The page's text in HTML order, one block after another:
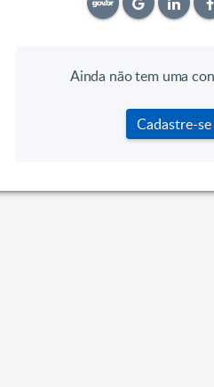
Ainda não tem uma
Cadastre-se